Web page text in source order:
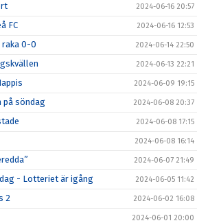
2024-06-16 20:57
FC 2024-06-16 12:53
raka 0-0 2024-06-14 22:50
2024-06-13 22:21
2024-06-09 19:15
på söndag 2024-06-08 20:37
2024-06-08 17:15
2024-06-08 16:14
2024-06-07 21:49
- Lotteriet är igång 2024-06-05 11:42
2 2024-06-02 16:08
2024-06-01 20:00